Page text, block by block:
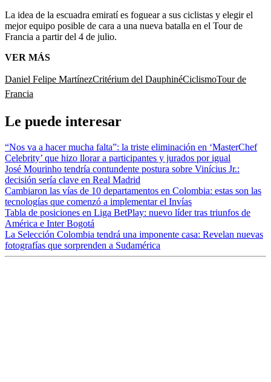
La idea de la escuadra emiratí es foguear a sus ciclistas y elegir el
mejor equipo posible de cara a una nueva batalla en el Tour de
Francia a partir del 4 de julio.
VER MÁS
Daniel Felipe MartínezCritérium del DauphinéCiclismoTour de
Francia
Le puede interesar
“Nos va a hacer mucha falta”: la triste eliminación en ‘MasterChef
Celebrity’ que hizo llorar a participantes y jurados por igual
José Mourinho tendría contundente postura sobre Vinícius Jr.:
decisión sería clave en Real Madrid
Cambiaron las vías de 10 departamentos en Colombia: estas son las
tecnologías que comenzó a implementar el Invías
Tabla de posiciones en Liga BetPlay: nuevo líder tras triunfos de
América e Inter Bogotá
La Selección Colombia tendrá una imponente casa: Revelan nuevas
fotografías que sorprenden a Sudamérica